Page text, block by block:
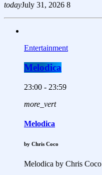
todayJuly 31, 2026 8
Entertainment
Melodica
23:00 - 23:59
more_vert
Melodica
by Chris Coco
Melodica by Chris Coco